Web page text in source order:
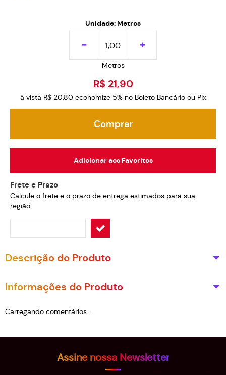
Unidade: Metros
Metros
R$ 21,90
à vista R$ 20,80 economize 5% no Boleto Bancário ou Pix
Comprar
Adicionar aos Favoritos
Frete e Prazo
Calcule o frete e o prazo de entrega estimados para sua
região:
Descrição do Produto
Informações do Produto
Carregando comentários ...
Assine nossa Newsletter